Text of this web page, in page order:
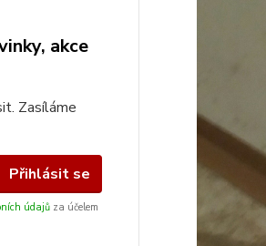
akce
Zasíláme
Přihlásit se
údajů za účelem